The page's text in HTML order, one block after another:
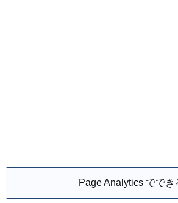
Page Analytics ででき